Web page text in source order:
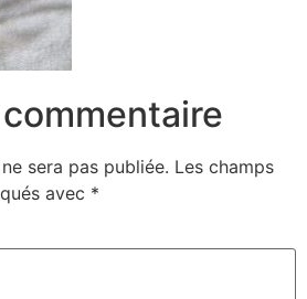
sera pas publiée. Les champs
avec *